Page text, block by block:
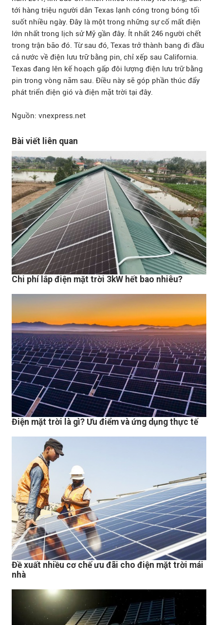
tới hàng triệu người dân Texas lạnh cóng trong bóng tối
suốt nhiều ngày. Đây là một trong những sự cố mất điện
lớn nhất trong lịch sử Mỹ gần đây. Ít nhất 246 người chết
trong trận bão đó. Từ sau đó, Texas trở thành bang đi đầu
cả nước về điện lưu trữ bằng pin, chỉ xếp sau California.
Texas đang lên kế hoạch gấp đôi lượng điện lưu trữ bằng
pin trong vòng năm sau. Điều này sẽ góp phần thúc đẩy
phát triển điện gió và điện mặt trời tại đây.
Nguồn: vnexpress.net
Bài viết liên quan
Chi phí lắp điện mặt trời 3kW hết bao nhiêu?
Điện mặt trời là gì? Ưu điểm và ứng dụng thực tế
Đề xuất nhiều cơ chế ưu đãi cho điện mặt trời mái
nhà